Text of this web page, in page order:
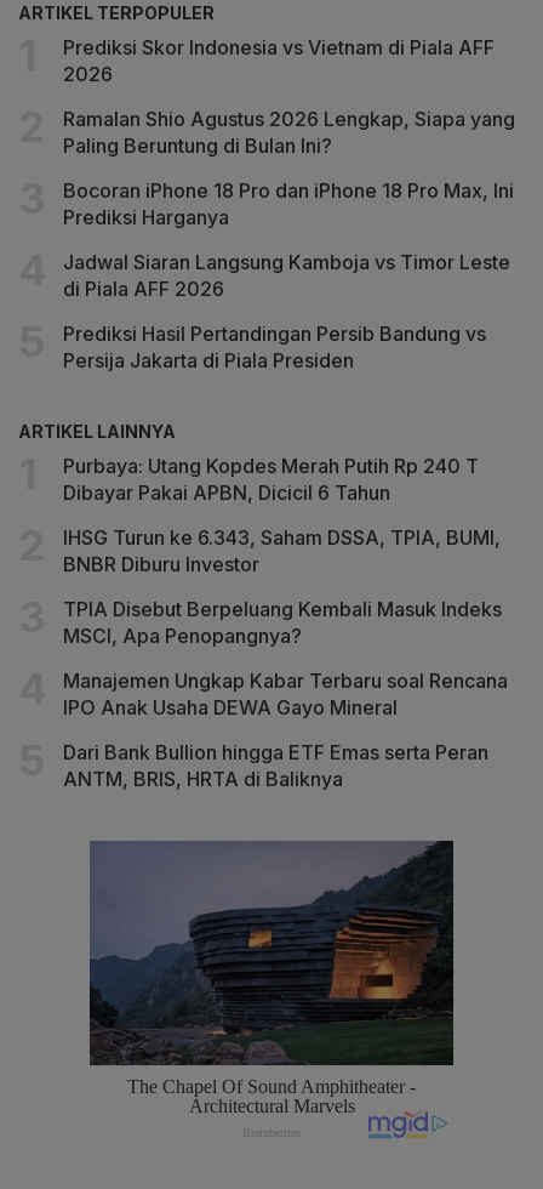
ARTIKEL TERPOPULER
Prediksi Skor Indonesia vs Vietnam di Piala AFF
2026
Ramalan Shio Agustus 2026 Lengkap, Siapa yang
Paling Beruntung di Bulan Ini?
Bocoran iPhone 18 Pro dan iPhone 18 Pro Max, Ini
Prediksi Harganya
Jadwal Siaran Langsung Kamboja vs Timor Leste
di Piala AFF 2026
Prediksi Hasil Pertandingan Persib Bandung vs
Persija Jakarta di Piala Presiden
ARTIKEL LAINNYA
Purbaya: Utang Kopdes Merah Putih Rp 240 T
Dibayar Pakai APBN, Dicicil 6 Tahun
IHSG Turun ke 6.343, Saham DSSA, TPIA, BUMI,
BNBR Diburu Investor
TPIA Disebut Berpeluang Kembali Masuk Indeks
MSCI, Apa Penopangnya?
Manajemen Ungkap Kabar Terbaru soal Rencana
IPO Anak Usaha DEWA Gayo Mineral
Dari Bank Bullion hingga ETF Emas serta Peran
ANTM, BRIS, HRTA di Baliknya